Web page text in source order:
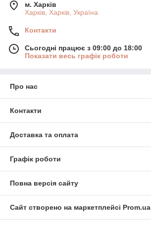
м. Харків
Харків, Харків, Україна
Контакти
Сьогодні працює з 09:00 до 18:00
Показати весь графік роботи
Про нас
Контакти
Доставка та оплата
Графік роботи
Повна версія сайту
Сайт створено на маркетплейсі Prom.ua